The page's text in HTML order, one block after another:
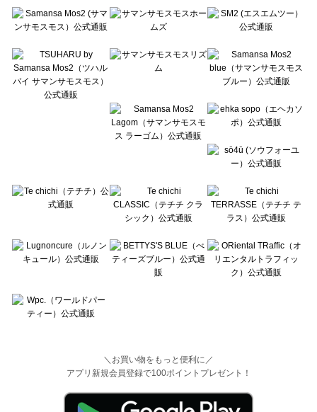
Te chichi（テチチ）のボトムス一覧
Te chichi CLASSIC（テチチ クラシック）のボトムス一覧
Lugnoncure（ルノンキュール）のボトムス一覧
BETTY'S BLUE（べティーズブルー）のボトムス一覧
Wpc.（ワールドパーティー）のボトムス一覧
＼お買い物をもっと便利に／
アプリ新規会員登録で100ポイントプレゼント！